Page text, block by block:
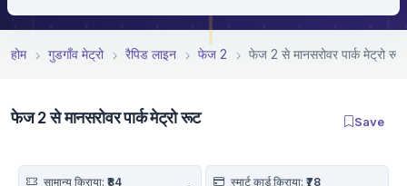
होम गुडगाँव मेट्रो रैपिड लाइन फेज 2 फेज 2 से मानसरोवर पार्क मेट्रो रूट
फेज 2 से मानसरोवर पार्क मेट्रो रूट Save
सामान्य किराया: ₹84 स्मार्ट कार्ड किराया: ₹78